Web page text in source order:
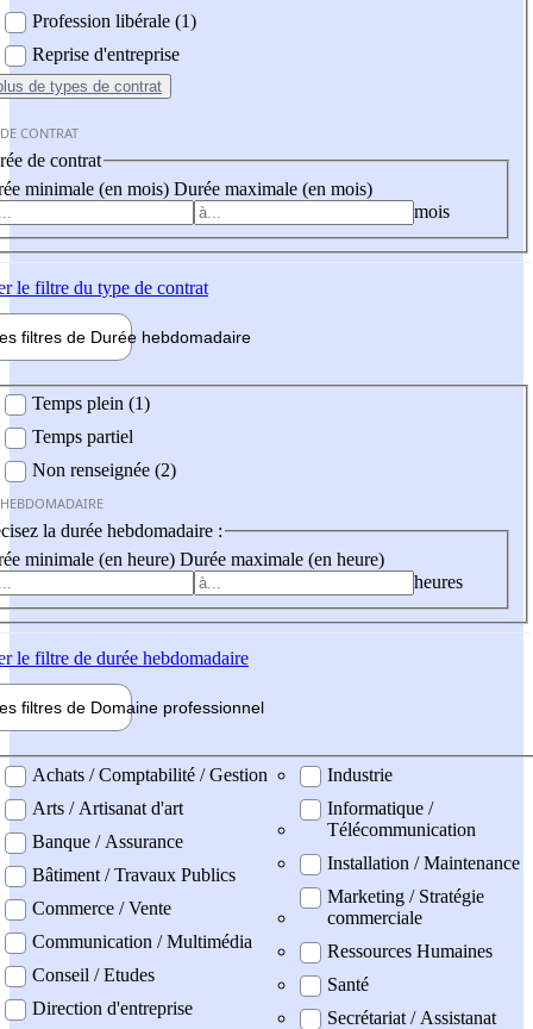
Profession libérale (1)
Reprise d'entreprise
de types de contrat
CONTRAT
de contrat
minimale (en mois) Durée maximale (en mois)
mois
le filtre du type de contrat
filtres de Durée hebdomadaire
Temps plein (1)
Temps partiel
Non renseignée (2)
la durée hebdomadaire :
minimale (en heure) Durée maximale (en heure)
heures
le filtre de durée hebdomadaire
filtres de Domaine professionnel
professionel
Achats / Comptabilité / Gestion
Arts / Artisanat d'art
Banque / Assurance
Bâtiment / Travaux Publics
Commerce / Vente
Communication / Multimédia
Conseil / Etudes
Direction d'entreprise
Industrie
Informatique /
Télécommunication
Installation / Maintenance
Marketing / Stratégie
commerciale
Ressources Humaines
Santé
Secrétariat / Assistanat